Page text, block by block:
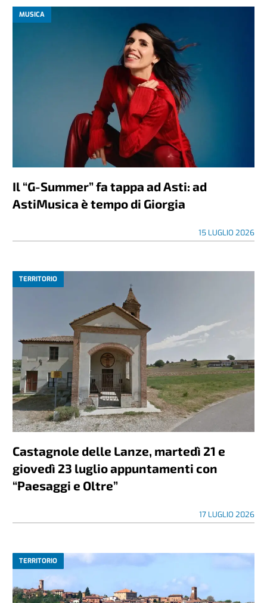
MUSICA
Il “G-Summer” fa tappa ad Asti: ad
AstiMusica è tempo di Giorgia
15 LUGLIO 2026
TERRITORIO
Castagnole delle Lanze, martedì 21 e
giovedì 23 luglio appuntamenti con
“Paesaggi e Oltre”
17 LUGLIO 2026
TERRITORIO